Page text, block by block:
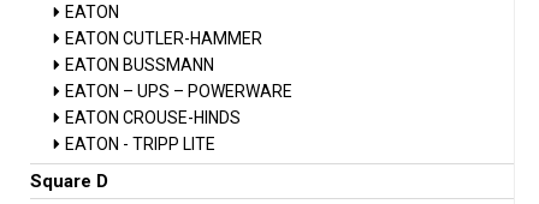
EATON
EATON CUTLER-HAMMER
EATON BUSSMANN
EATON – UPS – POWERWARE
EATON CROUSE-HINDS
EATON - TRIPP LITE
Square D